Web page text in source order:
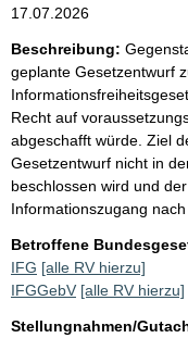
17.07.2026
Beschreibung:
geplante Gesetzentwurf
Recht auf
abgeschafft würde. Ziel
Gesetzentwurf nicht in
beschlossen wird und
Informationszugang
Betroffene
IFG [alle RV hierzu]
IFGGebV [alle RV hierzu]
Stellungnahmen/